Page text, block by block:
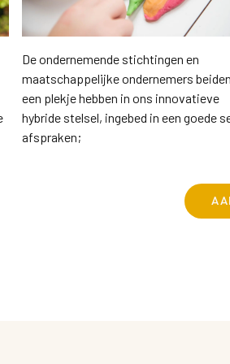
De ondernemende stichtingen en
maatschappelijke ondernemers beiden
een plekje hebben in ons innovatieve
hybride stelsel, ingebed in een goede
afspraken;